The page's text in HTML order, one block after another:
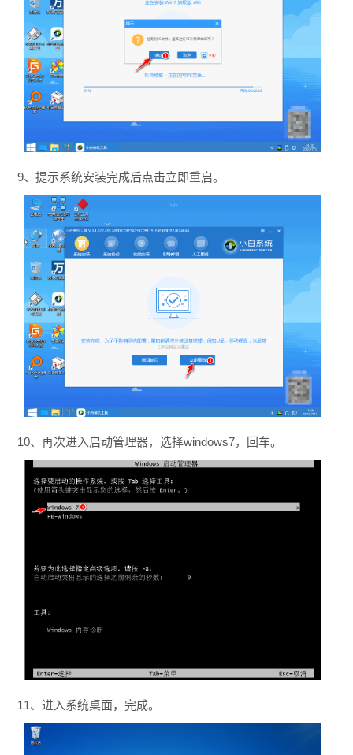
9、提示系统安装完成后点击立即重启。
10、再次进入启动管理器，选择windows7，回车。
11、进入系统桌面，完成。